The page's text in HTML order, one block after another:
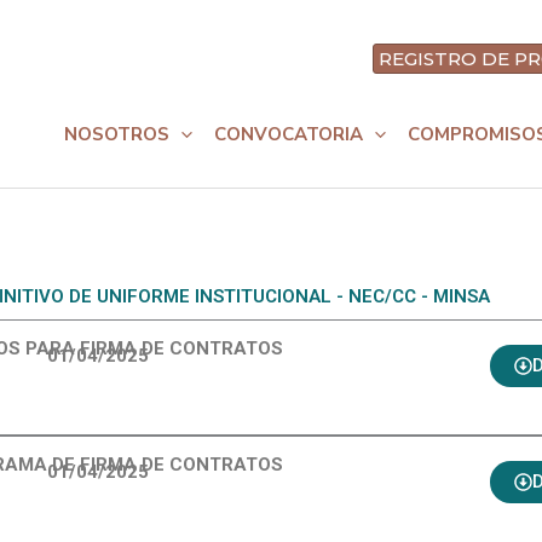
REGISTRO DE
NOSOTROS CONVOCATORIA
DE UNIFORME INSTITUCIONAL - NEC/CC - MINSA
PARA FIRMA DE CONTRATOS
01/04/2025
DE FIRMA DE CONTRATOS
01/04/2025